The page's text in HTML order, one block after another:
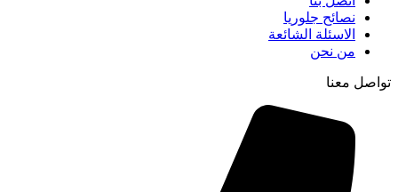
نصائح جلوريا
الاسئلة الشائعة
من نحن
تواصل معنا